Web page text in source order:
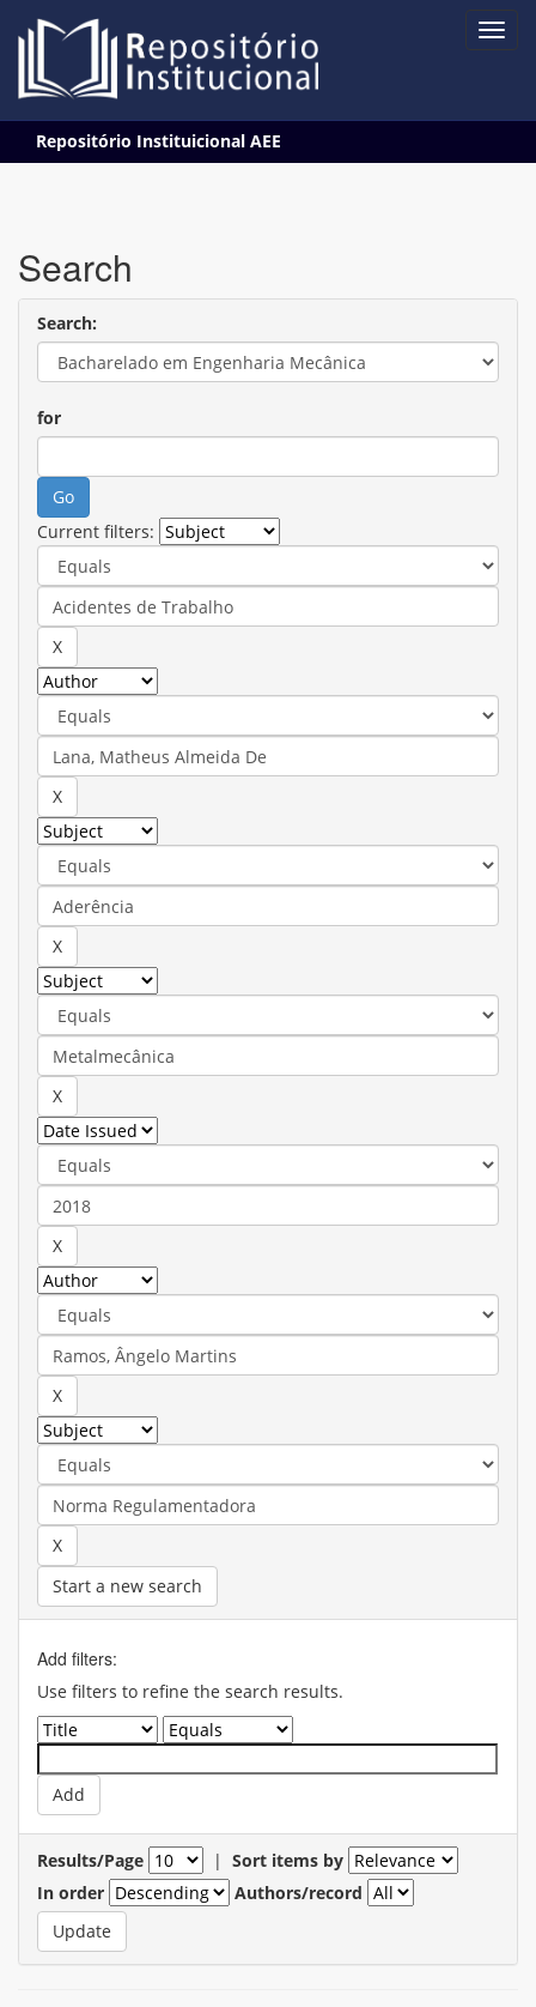
navigation
Repositório Instituicional AEE
Search
Search:
for
Current filters:
Start a new search
Add filters:
Use filters to refine the search results.
Results/Page | Sort items by
In order
Authors/record